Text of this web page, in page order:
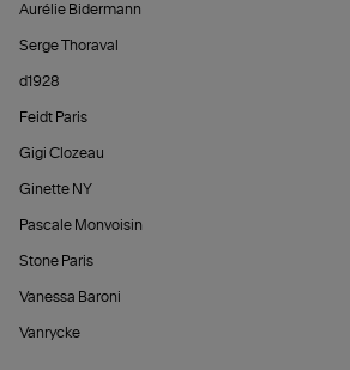
Aurélie Bidermann
Serge Thoraval
d1928
Feidt Paris
Gigi Clozeau
Ginette NY
Pascale Monvoisin
Stone Paris
Vanessa Baroni
Vanrycke